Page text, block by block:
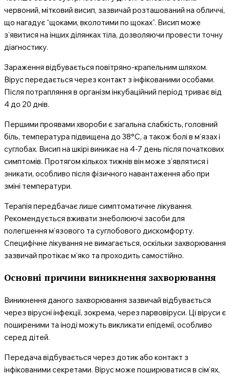
червоний, мітковий висип, зазвичай розташований на обличчі,
що нагадує “щоками, вколотими по щоках”. Висип може
з’явитися на інших ділянках тіла, дозволяючи провести точну
діагностику.
Зараження відбувається повітряно-крапельним шляхом.
Вірус передається через контакт з інфікованими особами.
Після потрапляння в організм інкубаційний період триває від
4 до 20 днів.
Першими проявами хвороби є загальна слабкість, головний
біль, температура підвищена до 38°C, а також болі в м’язах і
суглобах. Висип на шкірі виникає на 4-7 день після початкових
симптомів. Протягом кількох тижнів він може з’являтися і
зникати, особливо після фізичного навантаження або при
зміні температури.
Терапія передбачає лише симптоматичне лікування.
Рекомендується вживати знеболюючі засоби для
полегшення м’язового та суглобового дискомфорту.
Специфічне лікування не вимагається, оскільки захворювання
зазвичай протікає м’яко та проходить самостійно.
Основні причини виникнення захворювання
Виникнення даного захворювання зазвичай відбувається
через вірусні інфекції, зокрема, через парвовіруси. Ці віруси є
поширеними та іноді можуть викликати епідемії, особливо
серед дітей.
Передача відбувається через дотик або контакт з
інфікованими секретами. Вірус може поширюватися в сім’ях,